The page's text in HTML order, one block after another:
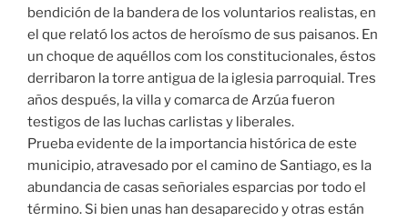
bendición de la bandera de los voluntarios realistas, en
el que relató los actos de heroísmo de sus paisanos. En
un choque de aquéllos com los constitucionales, éstos
derribaron la torre antigua de la iglesia parroquial. Tres
años después, la villa y comarca de Arzúa fueron
testigos de las luchas carlistas y liberales.
Prueba evidente de la importancia histórica de este
municipio, atravesado por el camino de Santiago, es la
abundancia de casas señoriales esparcias por todo el
término. Si bien unas han desaparecido y otras están